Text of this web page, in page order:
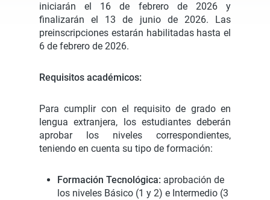
iniciarán el 16 de febrero de 2026 y
finalizarán el 13 de junio de 2026. Las
preinscripciones estarán habilitadas hasta el
6 de febrero de 2026.
Requisitos académicos:
Para cumplir con el requisito de grado en
lengua extranjera, los estudiantes deberán
aprobar los niveles correspondientes,
teniendo en cuenta su tipo de formación:
Formación Tecnológica: aprobación de
los niveles Básico (1 y 2) e Intermedio (3